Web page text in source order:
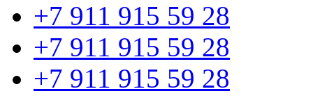
+7 911 915 59 28
+7 911 915 59 28
+7 911 915 59 28